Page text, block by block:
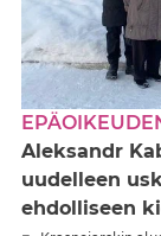
Aleksandr
uudelleen
ehdolliseen